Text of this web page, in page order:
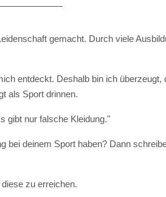
gemacht. Durch viele
entdeckt. Deshalb bin ich überzeugt,
als Sport drinnen.
gibt nur falsche Kleidung."
bei deinem Sport haben? Dann
zu erreichen.